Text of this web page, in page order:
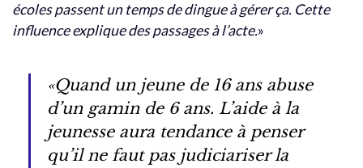
écoles passent un temps de dingue à gérer ça. Cette
influence explique des passages à l’acte.»
«Quand un jeune de 16 ans abuse
d’un gamin de 6 ans. L’aide à la
jeunesse aura tendance à penser
qu’il ne faut pas judiciariser la